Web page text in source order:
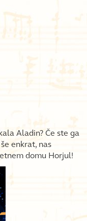
Aladin? Če ste ga
enkrat, nas
domu Horjul!